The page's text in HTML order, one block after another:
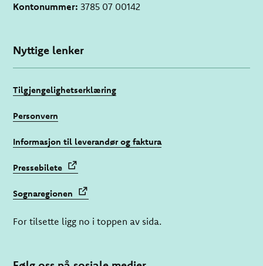
Kontonummer: 3785 07 00142
Nyttige lenker
Tilgjengelighetserklæring
Personvern
Informasjon til leverandør og faktura
Pressebilete
Sognaregionen
For tilsette ligg no i toppen av sida.